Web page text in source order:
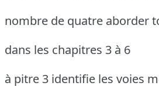
nombre de quatre aborder
dans les chapitres 3 à 6
à pitre 3 identifie les voies